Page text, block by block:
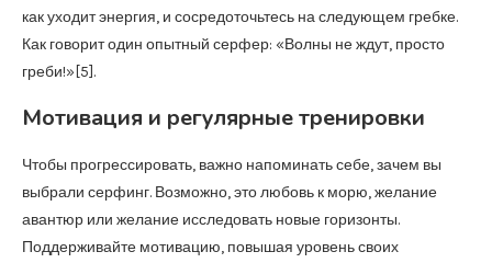
как уходит энергия, и сосредоточьтесь на следующем гребке.
Как говорит один опытный серфер: «Волны не ждут, просто
греби!»[5].
Мотивация и регулярные тренировки
Чтобы прогрессировать, важно напоминать себе, зачем вы
выбрали серфинг. Возможно, это любовь к морю, желание
авантюр или желание исследовать новые горизонты.
Поддерживайте мотивацию, повышая уровень своих